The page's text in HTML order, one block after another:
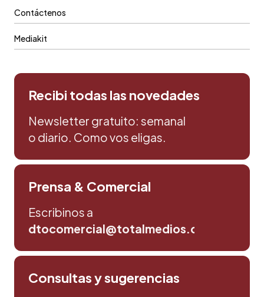
Contáctenos
Mediakit
Recibi todas las novedades
Newsletter gratuito: semanal
o diario. Como vos eligas.
Prensa & Comercial
Escribinos a
dtocomercial@totalmedios.com
Consultas y sugerencias